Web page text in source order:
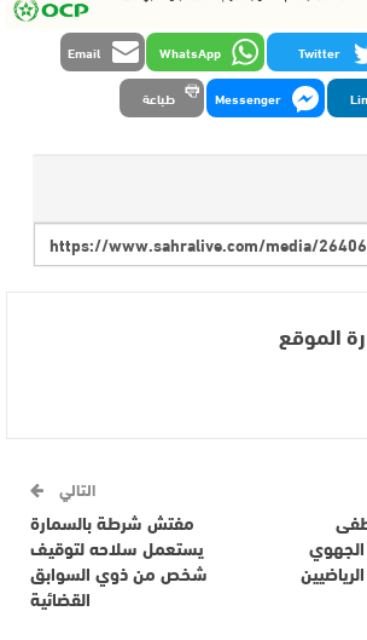
Twitter
WhatsApp
Email
Messenger طباعة
الموقع
الجهوي
التالي
مفتش شرطة بالسمارة
يستعمل سلاحه لتوقيف
شخص من ذوي السوابق
القضائية